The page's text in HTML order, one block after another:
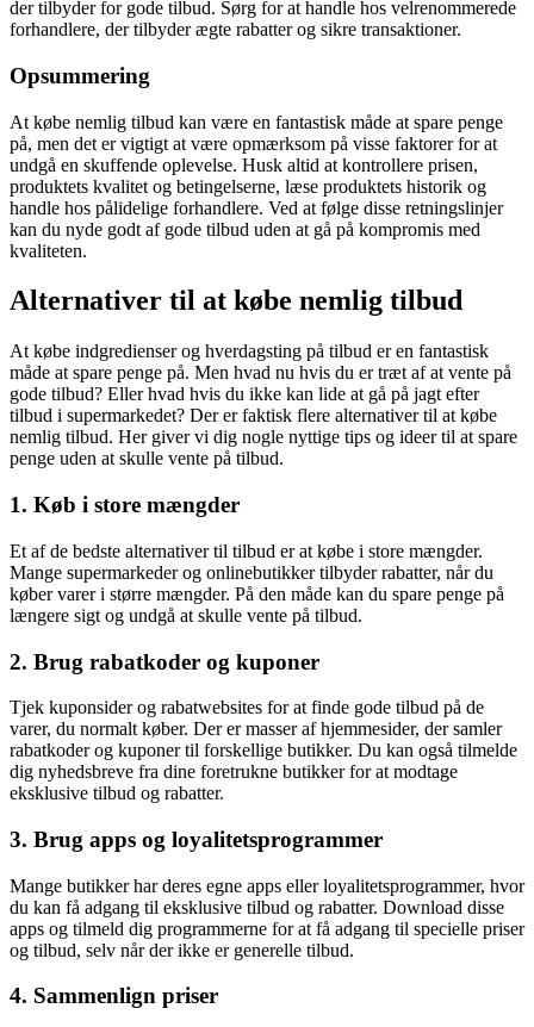
der tilbyder for gode tilbud. Sørg for at handle hos velrenommerede
forhandlere, der tilbyder ægte rabatter og sikre transaktioner.
Opsummering
At købe nemlig tilbud kan være en fantastisk måde at spare penge
på, men det er vigtigt at være opmærksom på visse faktorer for at
undgå en skuffende oplevelse. Husk altid at kontrollere prisen,
produktets kvalitet og betingelserne, læse produktets historik og
handle hos pålidelige forhandlere. Ved at følge disse retningslinjer
kan du nyde godt af gode tilbud uden at gå på kompromis med
kvaliteten.
Alternativer til at købe nemlig tilbud
At købe indgredienser og hverdagsting på tilbud er en fantastisk
måde at spare penge på. Men hvad nu hvis du er træt af at vente på
gode tilbud? Eller hvad hvis du ikke kan lide at gå på jagt efter
tilbud i supermarkedet? Der er faktisk flere alternativer til at købe
nemlig tilbud. Her giver vi dig nogle nyttige tips og ideer til at spare
penge uden at skulle vente på tilbud.
1. Køb i store mængder
Et af de bedste alternativer til tilbud er at købe i store mængder.
Mange supermarkeder og onlinebutikker tilbyder rabatter, når du
køber varer i større mængder. På den måde kan du spare penge på
længere sigt og undgå at skulle vente på tilbud.
2. Brug rabatkoder og kuponer
Tjek kuponsider og rabatwebsites for at finde gode tilbud på de
varer, du normalt køber. Der er masser af hjemmesider, der samler
rabatkoder og kuponer til forskellige butikker. Du kan også tilmelde
dig nyhedsbreve fra dine foretrukne butikker for at modtage
eksklusive tilbud og rabatter.
3. Brug apps og loyalitetsprogrammer
Mange butikker har deres egne apps eller loyalitetsprogrammer, hvor
du kan få adgang til eksklusive tilbud og rabatter. Download disse
apps og tilmeld dig programmerne for at få adgang til specielle priser
og tilbud, selv når der ikke er generelle tilbud.
4. Sammenlign priser